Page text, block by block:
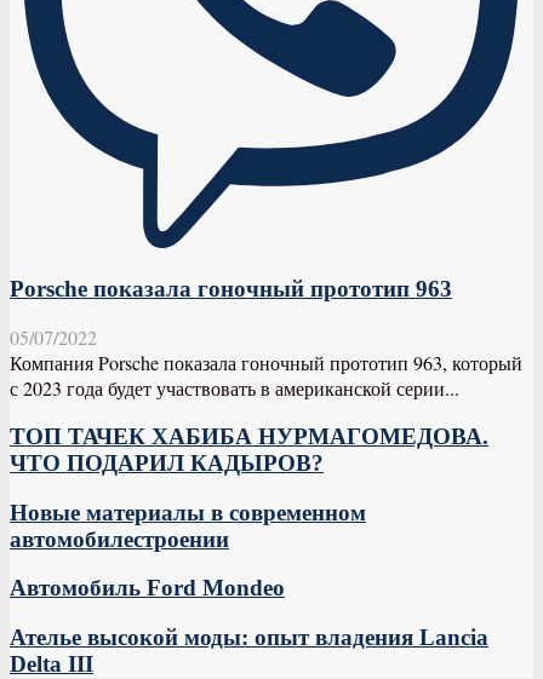
Porsche показала гоночный прототип 963
05/07/2022
Компания Porsche показала гоночный прототип 963, который
с 2023 года будет участвовать в американской серии...
ТОП ТАЧЕК ХАБИБА НУРМАГОМЕДОВА.
ЧТО ПОДАРИЛ КАДЫРОВ?
Новые материалы в современном
автомобилестроении
Автомобиль Ford Mondeo
Ателье высокой моды: опыт владения Lancia
Delta III